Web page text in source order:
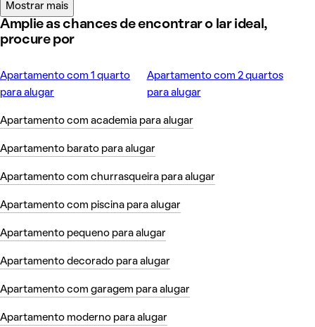
Mostrar mais
Amplie as chances de encontrar o lar ideal,
procure por
Apartamento com 1 quarto
para alugar
Apartamento com 2 quartos
para alugar
Apartamento com academia para alugar
Apartamento barato para alugar
Apartamento com churrasqueira para alugar
Apartamento com piscina para alugar
Apartamento pequeno para alugar
Apartamento decorado para alugar
Apartamento com garagem para alugar
Apartamento moderno para alugar